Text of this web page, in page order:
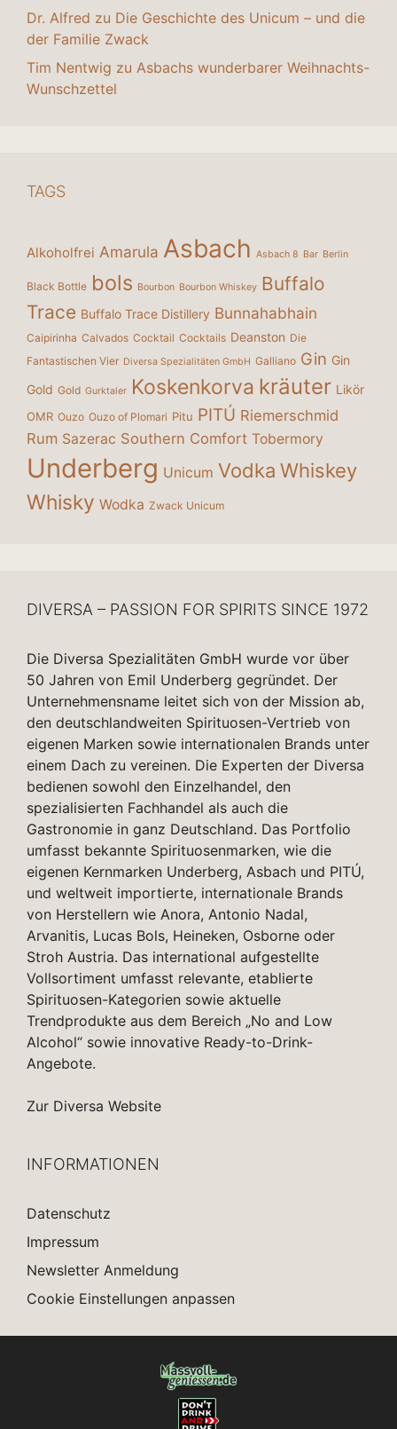
Dr. Alfred zu Die Geschichte des Unicum – und die
der Familie Zwack
Tim Nentwig zu Asbachs wunderbarer Weihnachts-
Wunschzettel
TAGS
Alkoholfrei Amarula Asbach Asbach 8 Bar Berlin
Black Bottle bols Bourbon Bourbon Whiskey Buffalo
Trace Buffalo Trace Distillery Bunnahabhain
Caipirinha Calvados Cocktail Cocktails Deanston Die
Fantastischen Vier Diversa Spezialitäten GmbH Galliano Gin Gin
Gold Gold Gurktaler Koskenkorva kräuter Likör
OMR Ouzo Ouzo of Plomari Pitu PITÚ Riemerschmid
Rum Sazerac Southern Comfort Tobermory
Underberg Unicum Vodka Whiskey
Whisky Wodka Zwack Unicum
DIVERSA – PASSION FOR SPIRITS SINCE 1972
Die Diversa Spezialitäten GmbH wurde vor über
50 Jahren von Emil Underberg gegründet. Der
Unternehmensname leitet sich von der Mission ab,
den deutschlandweiten Spirituosen-Vertrieb von
eigenen Marken sowie internationalen Brands unter
einem Dach zu vereinen. Die Experten der Diversa
bedienen sowohl den Einzelhandel, den
spezialisierten Fachhandel als auch die
Gastronomie in ganz Deutschland. Das Portfolio
umfasst bekannte Spirituosenmarken, wie die
eigenen Kernmarken Underberg, Asbach und PITÚ,
und weltweit importierte, internationale Brands
von Herstellern wie Anora, Antonio Nadal,
Arvanitis, Lucas Bols, Heineken, Osborne oder
Stroh Austria. Das international aufgestellte
Vollsortiment umfasst relevante, etablierte
Spirituosen-Kategorien sowie aktuelle
Trendprodukte aus dem Bereich „No and Low
Alcohol“ sowie innovative Ready-to-Drink-
Angebote.
Zur Diversa Website
INFORMATIONEN
Datenschutz
Impressum
Newsletter Anmeldung
Cookie Einstellungen anpassen